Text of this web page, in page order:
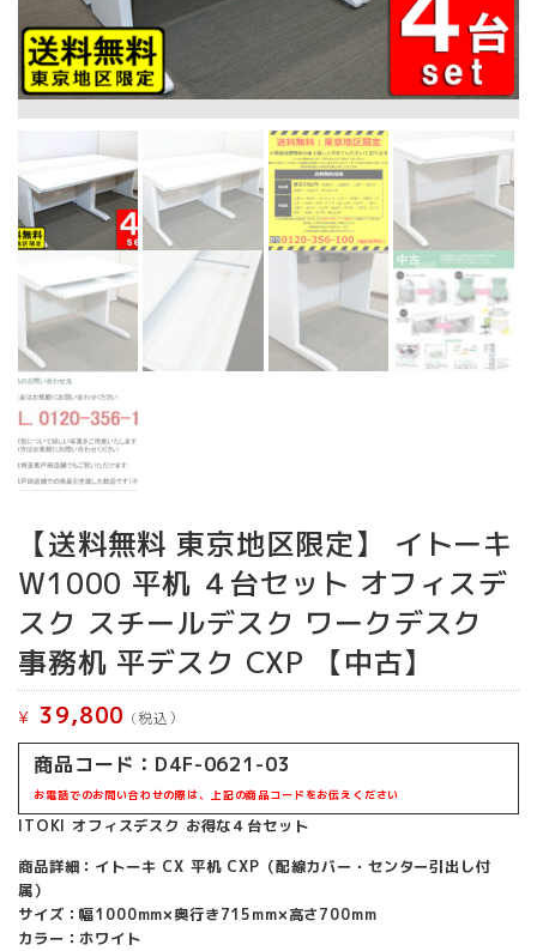
【送料無料 東京地区限定】 イトーキ
W1000 平机 ４台セット オフィスデ
スク スチールデスク ワークデスク
事務机 平デスク CXP 【中古】
¥ 39,800 (税込）
商品コード：D4F-0621-03
お電話でのお問い合わせの際は、上記の商品コードをお伝えください
ITOKI オフィスデスク お得な４台セット
商品詳細：イトーキ CX 平机 CXP（配線カバー・センター引出し付
属）
サイズ：幅1000mm×奥行き715mm×高さ700mm
カラー：ホワイト